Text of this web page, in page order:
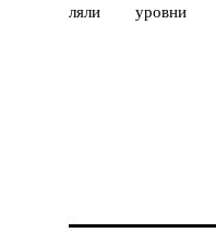
ляли
уровни